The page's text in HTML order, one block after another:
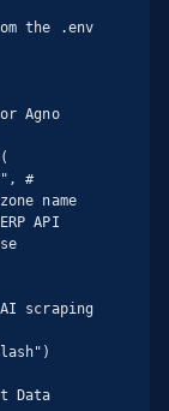
the .env
Agno
name
scraping
Data